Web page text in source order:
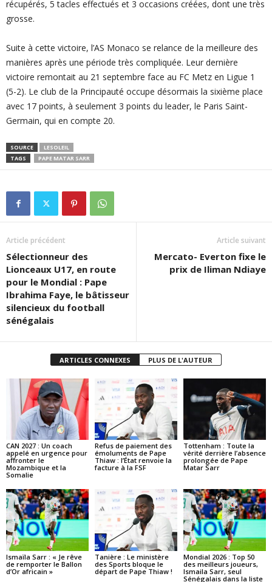
récupérés, 5 tacles effectués et 3 occasions créées, dont une très
grosse.
Suite à cette victoire, l’AS Monaco se relance de la meilleure des
manières après une période très compliquée. Leur dernière
victoire remontait au 21 septembre face au FC Metz en Ligue 1
(5-2). Le club de la Principauté occupe désormais la sixième place
avec 17 points, à seulement 3 points du leader, le Paris Saint-
Germain, qui en compte 20.
SOURCE
LESOLEIL
TAGS
PAPE MATAR SARR
Article précédent
Sélectionneur des
Lionceaux U17, en route
pour le Mondial : Pape
Ibrahima Faye, le bâtisseur
silencieux du football
sénégalais
Article suivant
Mercato- Everton fixe le
prix de Iliman Ndiaye
ARTICLES CONNEXES PLUS DE L'AUTEUR
CAN 2027 : Un coach
appelé en urgence pour
affronter le
Mozambique et la
Somalie
Refus de paiement des
émoluments de Pape
Thiaw : l’État renvoie la
facture à la FSF
Tottenham : Toute la
vérité derrière l’absence
prolongée de Pape
Matar Sarr
Ismaïla Sarr : « Je rêve
de remporter le Ballon
d’Or africain »
Tanière : Le ministère
des Sports bloque le
départ de Pape Thiaw !
Mondial 2026 : Top 50
des meilleurs joueurs,
Ismaila Sarr, seul
Sénégalais dans la liste